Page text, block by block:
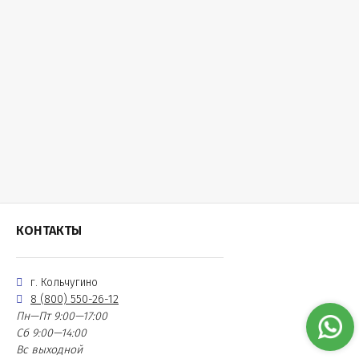
КОНТАКТЫ
г. Кольчугино
8 (800) 550-26-12
Пн—Пт 9:00—17:00
Сб 9:00—14:00
Вс выходной